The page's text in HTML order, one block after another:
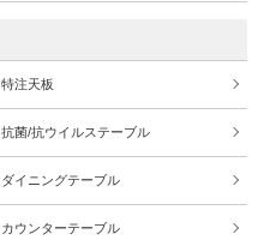
特注天板
抗菌/抗ウイルステーブル
ダイニングテーブル
カウンターテーブル